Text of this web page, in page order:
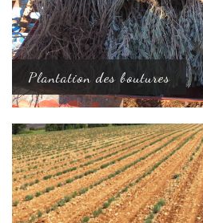
Plantation des boutures